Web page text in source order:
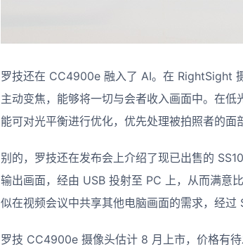
罗技还在 CC4900e 融入了 AI。在 RightSight
主动变焦，能够将一切与会者收入画面中。在
能可对光平衡进行优化，优先处理被拍照者的面
别的，罗技还在发布会上介绍了现已出售的
输出画面，经由 USB 投射至 PC 上，从而满意
似在视频会议中共享其他电脑画面的需求，经
罗技 CC4900e 摄像头估计 8 月上市，价格有待